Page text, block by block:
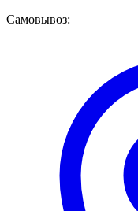
Самовывоз: